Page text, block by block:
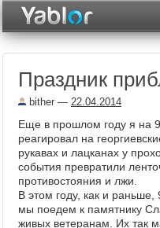
Праздник
bither — 22.04.2014
Еще в прошлом году я на
реагировал на
рукавах и лацканах у
события превратили
противостояния и лжи.
В этом году, как и
мы поедем к памятнику
живых ветеранам. Их так